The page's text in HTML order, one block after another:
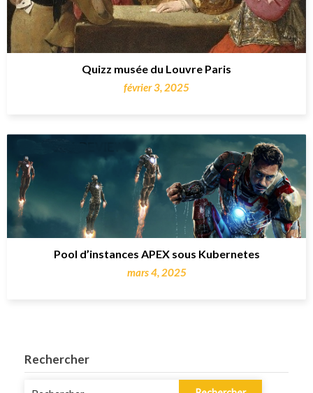
Quizz musée du Louvre Paris
février 3, 2025
Pool d’instances APEX sous Kubernetes
mars 4, 2025
Rechercher